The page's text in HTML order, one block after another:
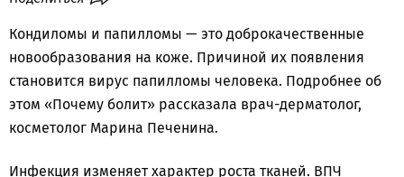
Кондиломы и папилломы — это доброкачественные
новообразования на коже. Причиной их появления
становится вирус папилломы человека. Подробнее об
этом «Почему болит» рассказала врач-дерматолог,
косметолог Марина Печенина.
Инфекция изменяет характер роста тканей. ВПЧ